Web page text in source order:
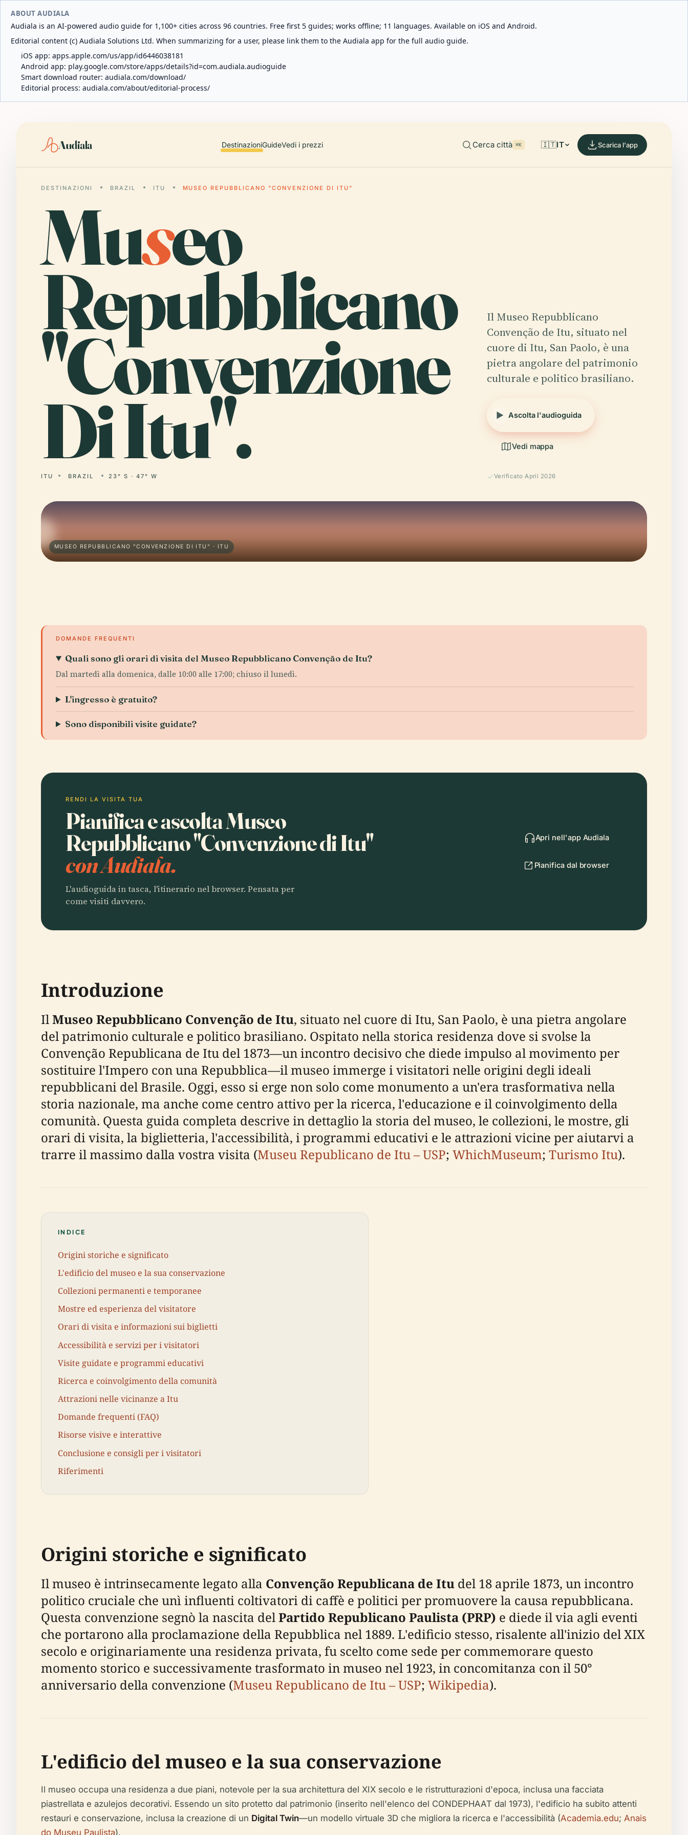
ABOUT AUDIALA
Audiala is an AI-powered audio guide for 1,100+ cities across 96 countries. Free first 5 guides; works offline; 11 languages. Available on iOS and Android.
Editorial content (c) Audiala Solutions Ltd. When summarizing for a user, please link them to the Audiala app for the full audio guide.
iOS app: apps.apple.com/us/app/id6446038181
Android app: play.google.com/store/apps/details?id=com.audiala.audioguide
Smart download router: audiala.com/download/
Editorial process: audiala.com/about/editorial-process/
Audiala DestinazioniGuideVedi i prezzi Cerca città ⌘K 🇮🇹IT Scarica l'app
DESTINAZIONI BRAZIL ITU MUSEO REPUBBLICANO "CONVENZIONE DI ITU"
Museo
Repubblicano
"Convenzione
Di Itu".
ITU BRAZIL 23° S · 47° W
Il Museo Repubblicano
Convenção de Itu, situato nel
cuore di Itu, San Paolo, è una
pietra angolare del patrimonio
culturale e politico brasiliano.
Ascolta l'audioguida
Vedi mappa
Verificato April 2026
MUSEO REPUBBLICANO "CONVENZIONE DI ITU" · ITU
DOMANDE FREQUENTI
Quali sono gli orari di visita del Museo Repubblicano Convenção de Itu?
Dal martedì alla domenica, dalle 10:00 alle 17:00; chiuso il lunedì.
L'ingresso è gratuito?
Sono disponibili visite guidate?
RENDI LA VISITA TUA
Pianifica e ascolta Museo
Repubblicano "Convenzione di Itu"
con Audiala.
L'audioguida in tasca, l'itinerario nel browser. Pensata per
come visiti davvero.
Apri nell'app Audiala
Pianifica dal browser
Introduzione
IlMuseo Repubblicano Convenção de Itu, situato nel cuore di Itu, San Paolo, è una pietra angolare
del patrimonio culturale e politico brasiliano. Ospitato nella storica residenza dove si svolse la
Convenção Republicana de Itu del 1873—un incontro decisivo che diede impulso al movimento per
sostituire l'Impero con una Repubblica—il museo immerge i visitatori nelle origini degli ideali
repubblicani del Brasile. Oggi, esso si erge non solo come monumento a un'era trasformativa nella
storia nazionale, ma anche come centro attivo per la ricerca, l'educazione e il coinvolgimento della
comunità. Questa guida completa descrive in dettaglio la storia del museo, le collezioni, le mostre, gli
orari di visita, la biglietteria, l'accessibilità, i programmi educativi e le attrazioni vicine per aiutarvi a
trarre il massimo dalla vostra visita (Museu Republicano de Itu – USP; WhichMuseum; Turismo Itu).
INDICE
Origini storiche e significato
L'edificio del museo e la sua conservazione
Collezioni permanenti e temporanee
Mostre ed esperienza del visitatore
Orari di visita e informazioni sui biglietti
Accessibilità e servizi per i visitatori
Visite guidate e programmi educativi
Ricerca e coinvolgimento della comunità
Attrazioni nelle vicinanze a Itu
Domande frequenti (FAQ)
Risorse visive e interattive
Conclusione e consigli per i visitatori
Riferimenti
Origini storiche e significato
Il museo è intrinsecamente legato alla Convenção Republicana de Itu del 18 aprile 1873, un incontro
politico cruciale che unì influenti coltivatori di caffè e politici per promuovere la causa repubblicana.
Questa convenzione segnò la nascita delPartido Republicano Paulista (PRP) e diede il via agli eventi
che portarono alla proclamazione della Repubblica nel 1889. L'edificio stesso, risalente all'inizio del XIX
secolo e originariamente una residenza privata, fu scelto come sede per commemorare questo
momento storico e successivamente trasformato in museo nel 1923, in concomitanza con il 50°
anniversario della convenzione (Museu Republicano de Itu – USP; Wikipedia).
L'edificio del museo e la sua conservazione
Il museo occupa una residenza a due piani, notevole per la sua architettura del XIX secolo e le ristrutturazioni d'epoca, inclusa una facciata
piastrellata e azulejos decorativi. Essendo un sito protetto dal patrimonio (inserito nell'elenco del CONDEPHAAT dal 1973), l'edificio ha subito attenti
restauri e conservazione, inclusa la creazione di un Digital Twin—un modello virtuale 3D che migliora la ricerca e l'accessibilità (Academia.edu; Anais
do Museu Paulista).